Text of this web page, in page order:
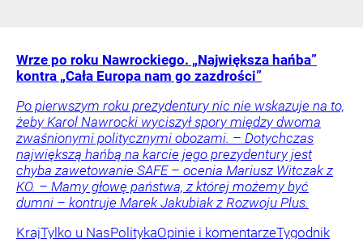
Wrze po roku Nawrockiego. „Największa hańba”
kontra „Cała Europa nam go zazdrości”
Po pierwszym roku prezydentury nic nie wskazuje na to,
żeby Karol Nawrocki wyciszył spory między dwoma
zwaśnionymi politycznymi obozami. – Dotychczas
największą hańbą na karcie jego prezydentury jest
chyba zawetowanie SAFE – ocenia Mariusz Witczak z
KO. – Mamy głowę państwa, z której możemy być
dumni – kontruje Marek Jakubiak z Rozwoju Plus.
KrajTylko u NasPolitykaOpinie i komentarzeTygodnik